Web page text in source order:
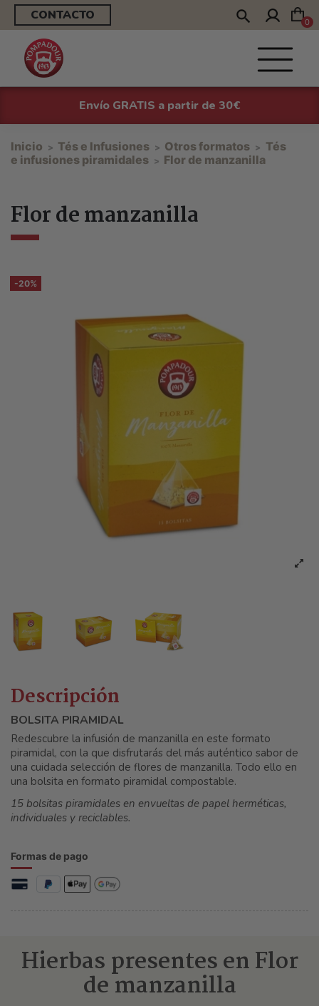
CONTACTO 0
Envío GRATIS a partir de 30€
Inicio Tés e Infusiones Otros formatos
Tés
e infusiones piramidales
Flor de manzanilla
Flor de manzanilla
-20%
Descripción
BOLSITA PIRAMIDAL
Redescubre la infusión de manzanilla en este formato
piramidal, con la que disfrutarás del más auténtico sabor de
una cuidada selección de flores de manzanilla. Todo ello en
una bolsita en formato piramidal compostable.
15 bolsitas piramidales en envueltas de papel herméticas,
individuales y reciclables.
Formas de pago
Hierbas presentes en Flor
de manzanilla